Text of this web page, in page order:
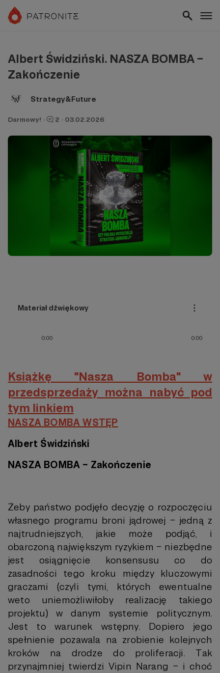
Albert Świdziński. NASZA BOMBA –
Zakończenie
Strategy&Future
Darmowy! · 2 · 03.02.2026
Książkę "Nasza Bomba" w
przedsprzedaży można nabyć pod
tym linkiem
NASZA BOMBA WSTĘP
Albert Świdziński
NASZA BOMBA – Zakończenie
Żeby państwo podjęło decyzję o rozpoczęciu
własnego programu broni jądrowej – jedną z
najtrudniejszych, jakie może podjąć, i
obarczoną największym ryzykiem – niezbędne
jest osiągnięcie konsensusu co do
zasadności tego kroku między kluczowymi
graczami (czyli tymi, których ewentualne
weto uniemożliwiłoby realizację takiego
projektu) w danym systemie politycznym.
Jest to warunek wstępny. Dopiero jego
spełnienie pozawala na zrobienie kolejnych
kroków na drodze do proliferacji. Tak
przynajmniej twierdzi Vipin Narang – i choć